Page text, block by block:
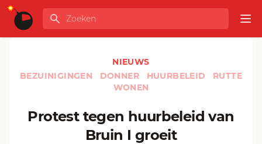
Ga naar de inhoud
GLOBALINFO
Zoeken
NIEUWS
BEZUINIGINGEN
DONNER HUURBELEID
RUTTE
WONEN
Protest tegen huurbeleid van
Bruin I groeit